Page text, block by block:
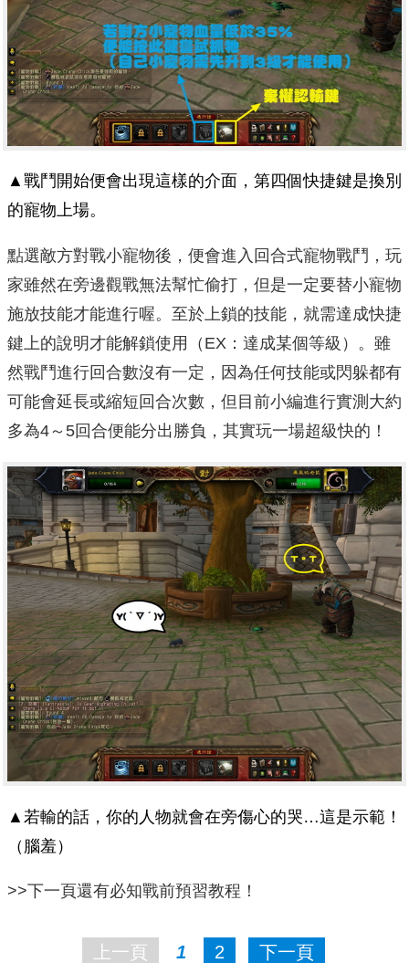
▲戰鬥開始便會出現這樣的介面，第四個快捷鍵是換別
的寵物上場。
點選敵方對戰小寵物後，便會進入回合式寵物戰鬥，玩
家雖然在旁邊觀戰無法幫忙偷打，但是一定要替小寵物
施放技能才能進行喔。至於上鎖的技能，就需達成快捷
鍵上的說明才能解鎖使用（EX：達成某個等級）。雖
然戰鬥進行回合數沒有一定，因為任何技能或閃躲都有
可能會延長或縮短回合次數，但目前小編進行實測大約
多為4～5回合便能分出勝負，其實玩一場超級快的！
▲若輸的話，你的人物就會在旁傷心的哭…這是示範！
（腦羞）
>>下一頁還有必知戰前預習教程！
上一頁 1 2 下一頁